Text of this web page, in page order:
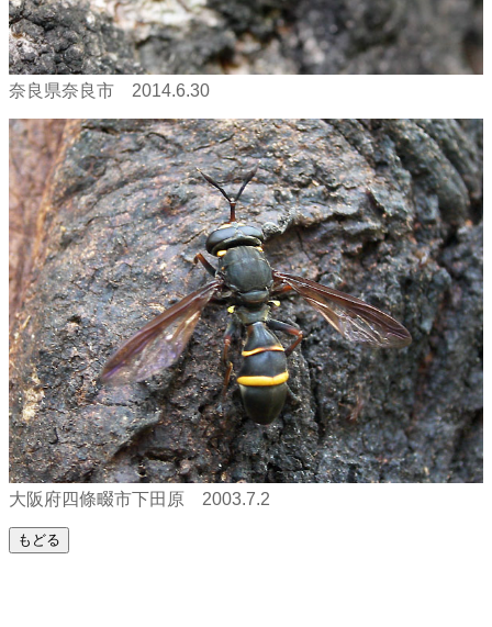
奈良県奈良市 2014.6.30
大阪府四條畷市下田原 2003.7.2